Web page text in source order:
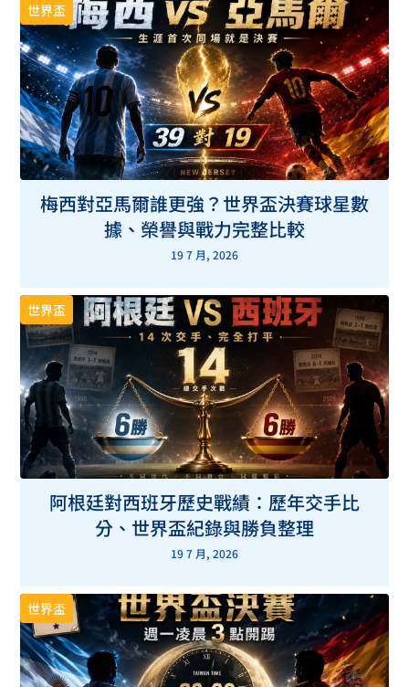
世界盃
梅西對亞馬爾誰更強？世界盃決賽球星數
據、榮譽與戰力完整比較
19 7 月, 2026
世界盃
阿根廷對西班牙歷史戰績：歷年交手比
分、世界盃紀錄與勝負整理
19 7 月, 2026
世界盃